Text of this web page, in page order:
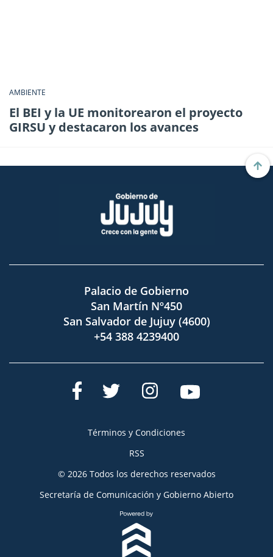
AMBIENTE
El BEI y la UE monitorearon el proyecto
GIRSU y destacaron los avances
Palacio de Gobierno
San Martín Nº450
San Salvador de Jujuy (4600)
+54 388 4239400
Términos y Condiciones
RSS
© 2026 Todos los derechos reservados
Secretaría de Comunicación y Gobierno Abierto